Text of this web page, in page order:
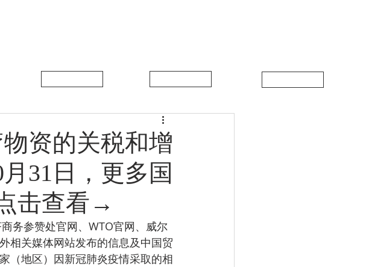
资的关税和增
31日，更多国
击查看→
相关媒体网站发布的信息及中国贸
（地区）因新冠肺炎疫情采取的相